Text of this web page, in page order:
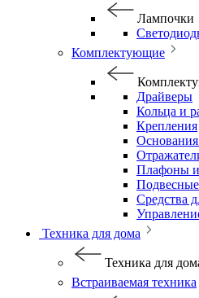
Лампочки
Комплектующие
Драйверы
Кольца и
Крепления
Основания
Плафоны
Средства
Техника для дома
Техника для
Встраиваемая техника